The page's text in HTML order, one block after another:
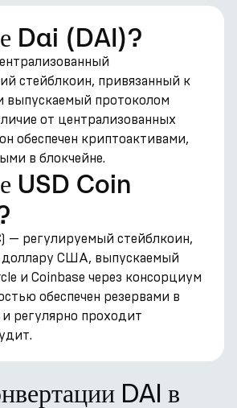
Dai (DAI)?
стейблкоин, привязанный к
протоколом
от централизованных
обеспечен криптоактивами,
в блокчейне.
USD Coin
— регулируемый стейблкоин,
доллару США, выпускаемый
и Coinbase через консорциум
обеспечен резервами в
регулярно проходит
DAI в